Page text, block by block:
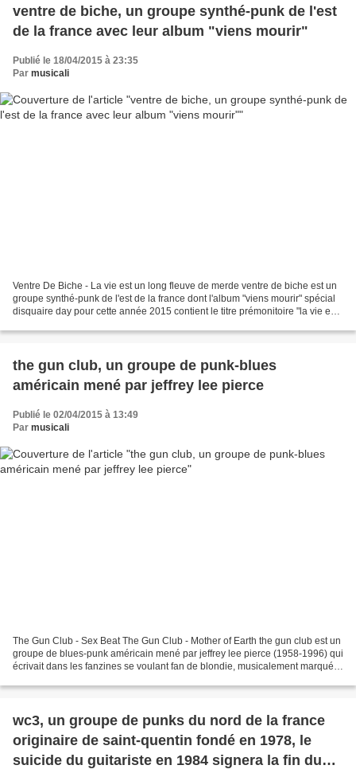
ventre de biche, un groupe synthé-punk de l'est
de la france avec leur album "viens mourir"
Publié le 18/04/2015 à 23:35
Par musicali
Ventre De Biche - La vie est un long fleuve de merde ventre de biche est un
groupe synthé-punk de l'est de la france dont l'album "viens mourir" spécial
disquaire day pour cette année 2015 contient le titre prémonitoire "la vie est
the gun club, un groupe de punk-blues
américain mené par jeffrey lee pierce
Publié le 02/04/2015 à 13:49
Par musicali
The Gun Club - Sex Beat The Gun Club - Mother of Earth the gun club est un
groupe de blues-punk américain mené par jeffrey lee pierce (1958-1996) qui
écrivait dans les fanzines se voulant fan de blondie, musicalement marqué
wc3, un groupe de punks du nord de la france
originaire de saint-quentin fondé en 1978, le
suicide du guitariste en 1984 signera la fin du